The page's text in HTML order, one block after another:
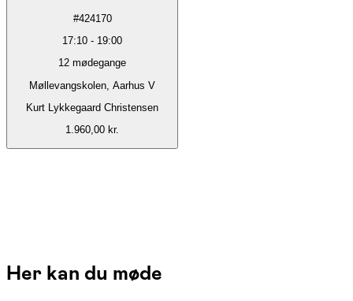
#424170
17:10 - 19:00
12 mødegange
Møllevangskolen, Aarhus V
Kurt Lykkegaard Christensen
1.960,00 kr.
Her kan du møde